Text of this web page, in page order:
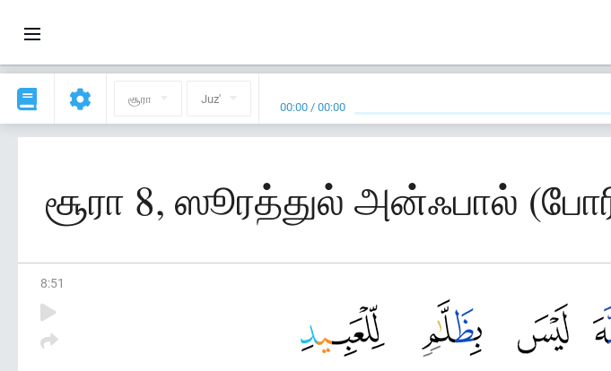
சூரா Juz' 00:00 /00:00
சூரா 8, ஸூரத்துல் அன்ஃபால்
8:51